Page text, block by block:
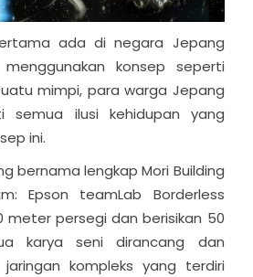
ada di negara Jepang
konsep seperti
mimpi, para warga Jepang
semua ilusi kehidupan yang
ini.
bernama lengkap Mori Building
Epson teamLab Borderless
meter persegi dan berisikan 50
karya seni dirancang dan
jaringan kompleks yang terdiri